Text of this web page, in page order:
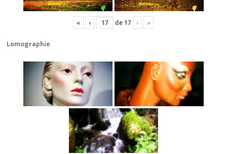
« ‹ de 17 › »
Lomographie